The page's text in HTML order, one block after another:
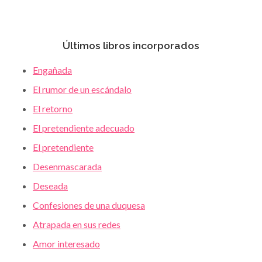
Últimos libros incorporados
Engañada
El rumor de un escándalo
El retorno
El pretendiente adecuado
El pretendiente
Desenmascarada
Deseada
Confesiones de una duquesa
Atrapada en sus redes
Amor interesado